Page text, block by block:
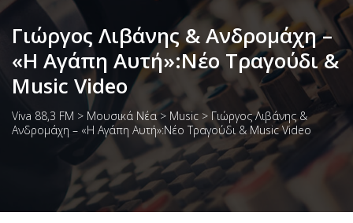
Γιώργος Λιβάνης & Ανδρομάχη –
«Η Αγάπη Αυτή»:Νέο Τραγούδι &
Music Video
Viva 88,3 FM > Μουσικά Νέα > Music > Γιώργος Λιβάνης &
Ανδρομάχη – «Η Αγάπη Αυτή»:Νέο Τραγούδι & Music Video